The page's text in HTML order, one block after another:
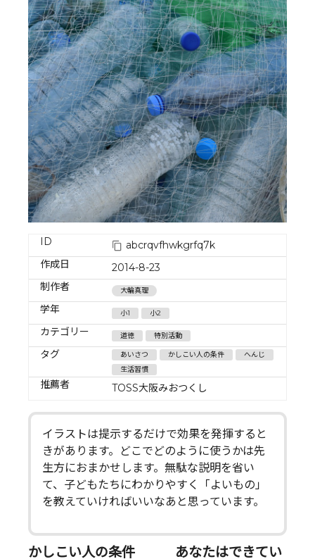
ID
abcrqvfhwkgrfq7k
作成日
2014-8-23
制作者
大輪真理
学年 小1 小2
カテゴリー 道徳 特別活動
タグ あいさつ かしこい人の条件
へんじ
生活習慣
推薦者 TOSS大阪みおつくし
イラストは提示するだけで効果を発揮すると
きがあります。どこでどのように使うかは先
生方におまかせします。無駄な説明を省い
て、子どもたちにわかりやすく「よいもの」
を教えていければいいなあと思っています。
かしこい人の条件 あなたはできてい